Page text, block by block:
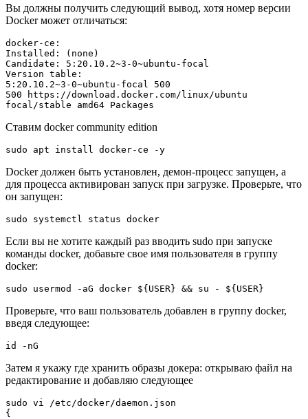
Вы должны получить следующий вывод, хотя номер версии
Docker может отличаться:
docker-ce:
Installed: (none)
Candidate: 5:20.10.2~3-0~ubuntu-focal
Version table:
5:20.10.2~3-0~ubuntu-focal 500
500 https://download.docker.com/linux/ubuntu
Ставим docker community edition
Docker должен быть установлен, демон-процесс запущен, а
для процесса активирован запуск при загрузке. Проверьте, что
он запущен:
Если вы не хотите каждый раз вводить sudo при запуске
команды docker, добавьте свое имя пользователя в группу
docker:
Проверьте, что ваш пользователь добавлен в группу docker,
введя следующее:
Затем я укажу где хранить образы докера: открываю файл на
редактирование и добавляю следующее
sudo vi /etc/docker/daemon.json
{